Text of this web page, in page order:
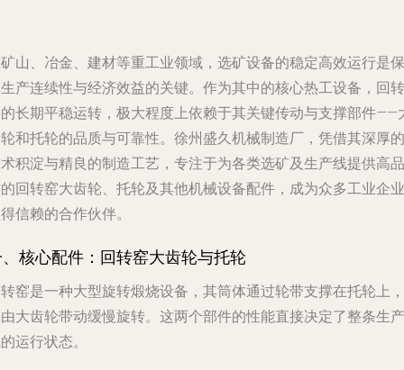
山、冶金、建材等重工业领域，选矿设备的稳定高效运行是保
产连续性与经济效益的关键。作为其中的核心热工设备，回转
长期平稳运转，极大程度上依赖于其关键传动与支撑部件——
和托轮的品质与可靠性。徐州盛久机械制造厂，凭借其深厚的
积淀与精良的制造工艺，专注于为各类选矿及生产线提供高品
回转窑大齿轮、托轮及其他机械设备配件，成为众多工业企业
信赖的合作伙伴。
核心配件：回转窑大齿轮与托轮
窑是一种大型旋转煅烧设备，其筒体通过轮带支撑在托轮上，
大齿轮带动缓慢旋转。这两个部件的性能直接决定了整条生产
运行状态。